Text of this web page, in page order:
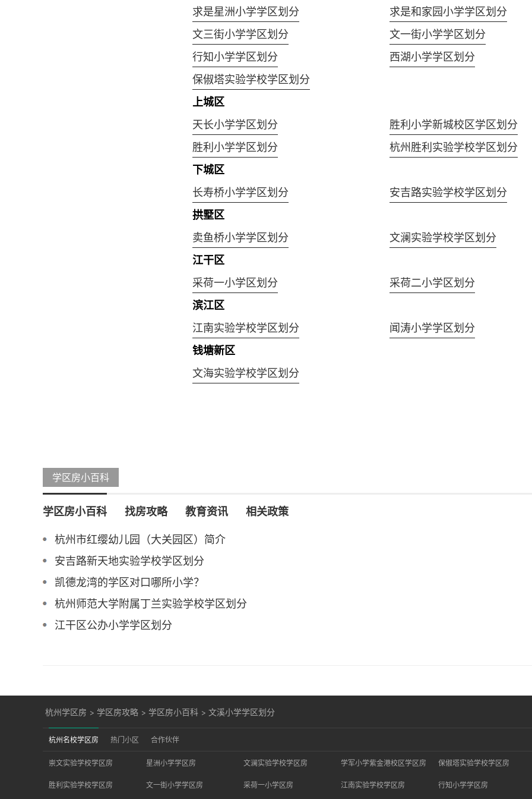
求是星洲小学学区划分
求是和家园小学学区划分
文三街小学学区划分
文一街小学学区划分
行知小学学区划分
西湖小学学区划分
保俶塔实验学校学区划分
上城区
天长小学学区划分
胜利小学新城校区学区划分
胜利小学学区划分
杭州胜利实验学校学区划分
下城区
长寿桥小学学区划分 安吉路实验学校学区划分
拱墅区
卖鱼桥小学学区划分 文澜实验学校学区划分
江干区
采荷一小学区划分 采荷二小学区划分
滨江区
江南实验学校学区划分 闻涛小学学区划分
钱塘新区
文海实验学校学区划分
学区房小百科
学区房小百科 找房攻略 教育资讯 相关政策
杭州市红缨幼儿园（大关园区）简介
安吉路新天地实验学校学区划分
凯德龙湾的学区对口哪所小学？
杭州师范大学附属丁兰实验学校学区划分
江干区公办小学学区划分
杭州学区房 > 学区房攻略 > 学区房小百科 > 文溪小学学区划分
杭州名校学区房 热门小区 合作伙伴
崇文实验学校学区房 星洲小学学区房 文澜实验学校学区房 学军小学紫金港校区学区房 保俶塔实验学校学区房
胜利实验学校学区房 文一街小学学区房 采荷一小学区房 江南实验学校学区房 行知小学学区房